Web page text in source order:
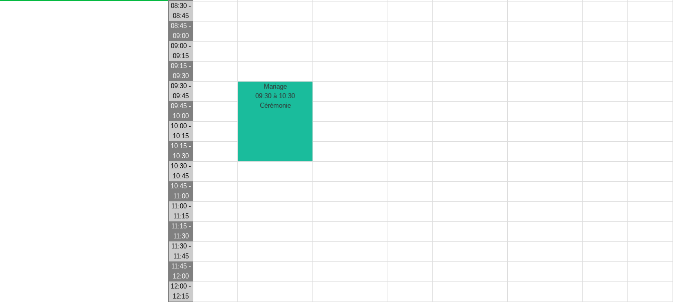
08:30 -
08:45
08:45 -
09:00
09:00 -
09:15
09:15 -
09:30
09:30 -
09:45
Mariage
09:30 à 10:30
Cérémonie
09:45 -
10:00
10:00 -
10:15
10:15 -
10:30
10:30 -
10:45
10:45 -
11:00
11:00 -
11:15
11:15 -
11:30
11:30 -
11:45
11:45 -
12:00
12:00 -
12:15